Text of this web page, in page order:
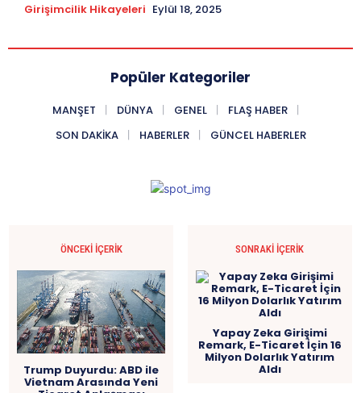
Girişimcilik Hikayeleri Eylül 18, 2025
Popüler Kategoriler
MANŞET DÜNYA GENEL
FLAŞ HABER
SON DAKIKA
HABERLER GÜNCEL HABERLER
ÖNCEKI İÇERIK
Trump Duyurdu: ABD ile
Vietnam Arasında Yeni
SONRAKI İÇERIK
Yapay Zeka Girişimi
Remark, E-Ticaret İçin 16
Milyon Dolarlık Yatırım
Aldı